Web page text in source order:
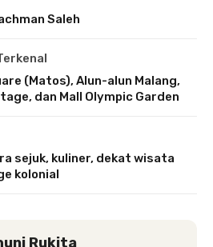
Saleh
(Matos), Alun-alun Malang,
dan Mall Olympic Garden
sejuk, kuliner, dekat wisata
kolonial
Rukita